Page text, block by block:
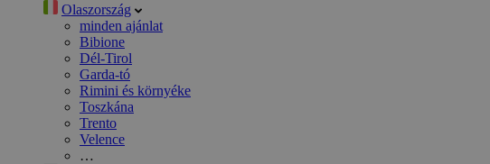
Olaszország
minden ajánlat
Bibione
Dél-Tirol
Garda-tó
Rimini és környéke
Toszkána
Trento
Velence
…